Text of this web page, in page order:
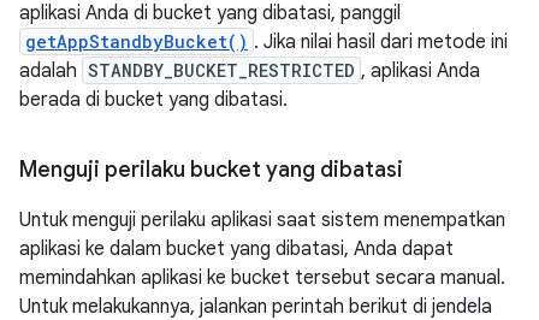
aplikasi Anda di bucket yang dibatasi, panggil
getAppStandbyBucket() . Jika nilai hasil dari metode ini
adalah STANDBY_BUCKET_RESTRICTED , aplikasi Anda
berada di bucket yang dibatasi.
Menguji perilaku bucket yang dibatasi
Untuk menguji perilaku aplikasi saat sistem menempatkan
aplikasi ke dalam bucket yang dibatasi, Anda dapat
memindahkan aplikasi ke bucket tersebut secara manual.
Untuk melakukannya, jalankan perintah berikut di jendela